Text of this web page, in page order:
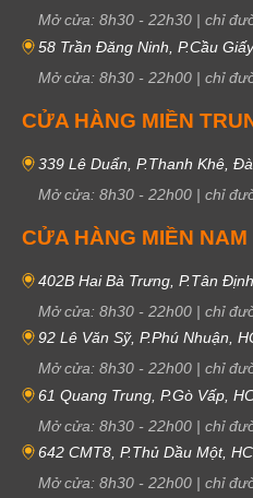
Mở cửa: 8h30 - 22h30 | chỉ
58 Trần Đăng Ninh, P.Cầu
Mở cửa: 8h30 - 22h00 | chỉ
CỬA HÀNG MIỀN
339 Lê Duẩn, P.Thanh Khê,
Mở cửa: 8h30 - 22h00 | chỉ
CỬA HÀNG MIỀN NAM
402B Hai Bà Trưng, P.Tân
Mở cửa: 8h30 - 22h00 | chỉ
92 Lê Văn Sỹ, P.Phú Nhuận,
Mở cửa: 8h30 - 22h00 | chỉ
61 Quang Trung, P.Gò Vấp,
Mở cửa: 8h30 - 22h00 | chỉ
642 CMT8, P.Thủ Dầu Một,
Mở cửa: 8h30 - 22h00 | chỉ